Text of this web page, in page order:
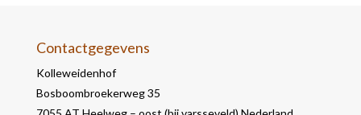
Contactgegevens
Kolleweidenhof
Bosboombroekerweg 35